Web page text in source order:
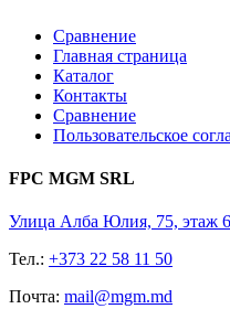
Сравнение
Главная страница
Каталог
Контакты
Сравнение
Пользовательское
FPC MGM SRL
Улица Алба Юлия, 75, этаж
Тел.: +373 22 58 11 50
Почта: mail@mgm.md